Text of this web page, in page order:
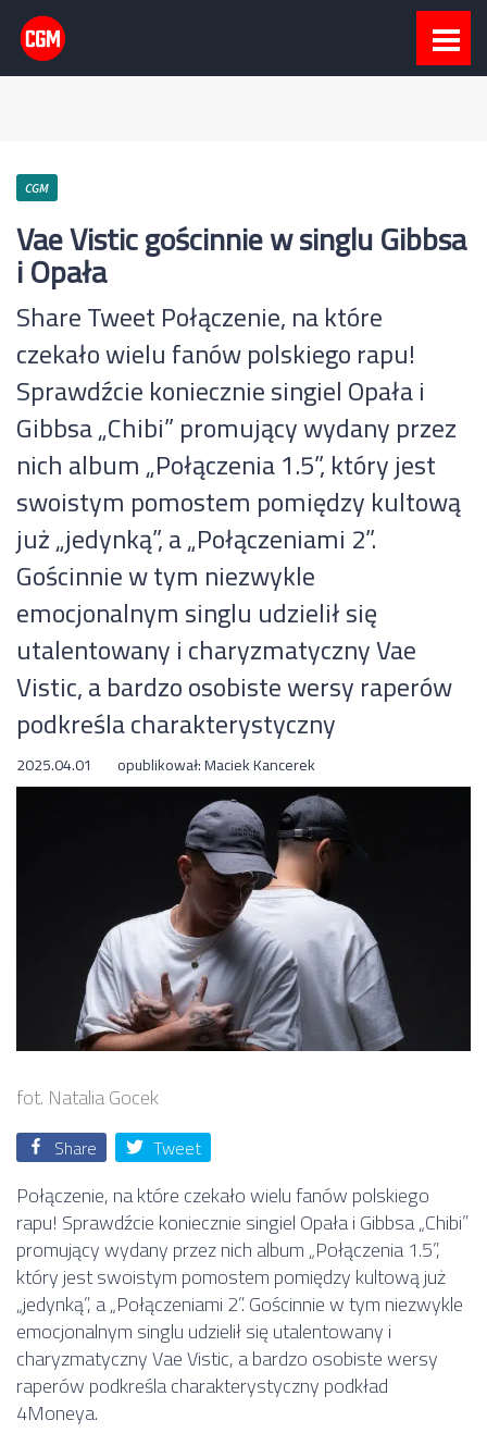
CGM
Vae Vistic gościnnie w singlu Gibbsa
i Opała
Share Tweet Połączenie, na które
czekało wielu fanów polskiego rapu!
Sprawdźcie koniecznie singiel Opała i
Gibbsa „Chibi” promujący wydany przez
nich album „Połączenia 1.5”, który jest
swoistym pomostem pomiędzy kultową
już „jedynką”, a „Połączeniami 2”.
Gościnnie w tym niezwykle
emocjonalnym singlu udzielił się
utalentowany i charyzmatyczny Vae
Vistic, a bardzo osobiste wersy raperów
podkreśla charakterystyczny
2025.04.01 opublikował:Maciek Kancerek
fot. Natalia Gocek
Share Tweet
Połączenie, na które czekało wielu fanów polskiego
rapu! Sprawdźcie koniecznie singiel Opała i Gibbsa „Chibi”
promujący wydany przez nich album „Połączenia 1.5”,
który jest swoistym pomostem pomiędzy kultową już
„jedynką”, a „Połączeniami 2”. Gościnnie w tym niezwykle
emocjonalnym singlu udzielił się utalentowany i
charyzmatyczny Vae Vistic, a bardzo osobiste wersy
raperów podkreśla charakterystyczny podkład
4Moneya.